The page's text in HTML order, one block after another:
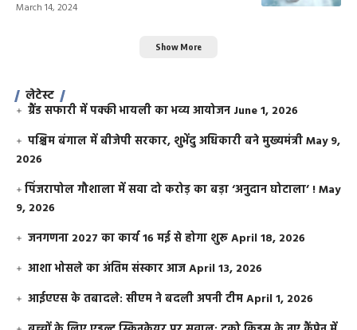
March 14, 2024
Show More
लेटेस्ट
ग्रैंड सफारी में पक्की भायली का भव्य आयोजन June 1, 2026
पश्चिम बंगाल में बीजेपी सरकार, शुभेंदु अधिकारी बने मुख्यमंत्रीMay 9,
2026
​पिंजरापोल गौशाला में सवा दो करोड़ का बड़ा ‘अनुदान घोटाला’ !May
9, 2026
जनगणना 2027 का कार्य 16 मई से होगा शुरूApril 18, 2026
आशा भोसले का अंतिम संस्कार आजApril 13, 2026
आईएएस के तबादले: सीएम ने बदली अपनी टीमApril 1, 2026